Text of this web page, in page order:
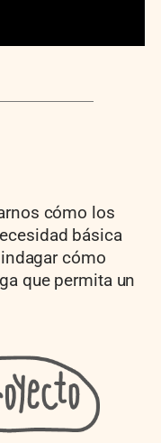
cómo los
básica
cómo
que permita un